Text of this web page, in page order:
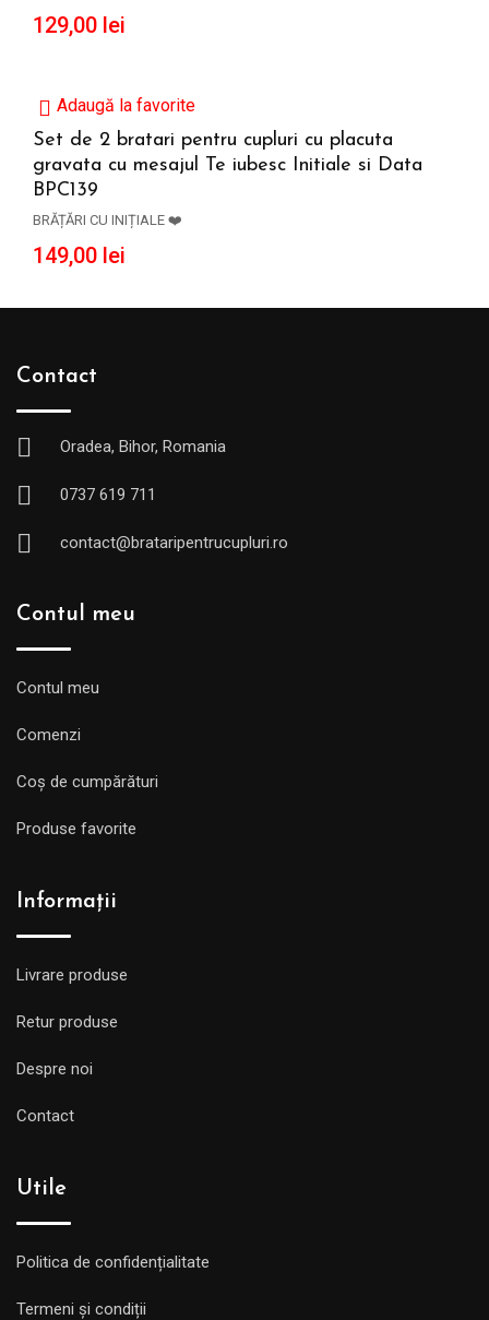
129,00 lei
Adaugă la favorite
Set de 2 bratari pentru cupluri cu placuta
gravata cu mesajul Te iubesc Initiale si Data
BPC139
BRĂȚĂRI CU INIȚIALE ❤️
149,00 lei
Contact
Oradea, Bihor, Romania
0737 619 711
contact@brataripentrucupluri.ro
Contul meu
Contul meu
Comenzi
Coș de cumpărături
Produse favorite
Informații
Livrare produse
Retur produse
Despre noi
Contact
Utile
Politica de confidențialitate
Termeni și condiții